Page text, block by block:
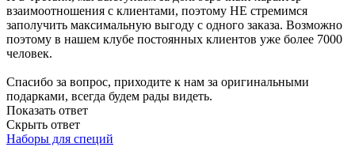
взаимоотношения с клиентами, поэтому НЕ стремимся
заполучить максимальную выгоду с одного заказа. Возможно
поэтому в нашем клубе постоянных клиентов уже более 7000
человек.
Спасибо за вопрос, приходите к нам за оригинальными
подарками, всегда будем рады видеть.
Показать ответ
Скрыть ответ
Наборы для специй